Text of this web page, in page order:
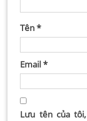
Tên*
Email*
Lưu tên của